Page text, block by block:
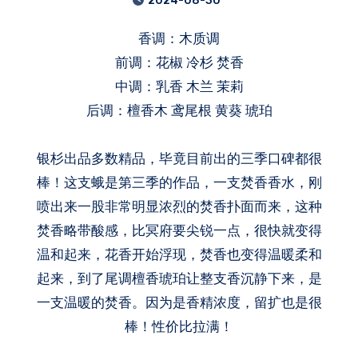
香调：木质调
前调：花椒 冷杉 焚香
中调：乳香 木兰 茉莉
后调：檀香木 鸢尾根 黄葵 琥珀
银杉出品多数精品，毕竟目前出的三季口碑都很
棒！这支蛾是第三季的作品，一支焚香香水，刚
喷出来一股非常明显浓烈的焚香扑面而来，这种
焚香略带酸感，比冥府要尖锐一点，很快就变得
温和起来，花香开始浮现，焚香也变得温暖柔和
起来，到了尾调檀香琥珀让整支香沉静下来，是
一支温暖的焚香。因为是香精浓度，留扩也是很
棒！性价比拉满！